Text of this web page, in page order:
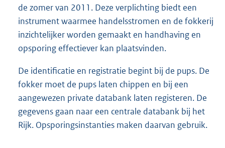
de zomer van 2011. Deze verplichting biedt een
instrument waarmee handelsstromen en de fokkerij
inzichtelijker worden gemaakt en handhaving en
opsporing effectiever kan plaatsvinden.
De identificatie en registratie begint bij de pups. De
fokker moet de pups laten chippen en bij een
aangewezen private databank laten registeren. De
gegevens gaan naar een centrale databank bij het
Rijk. Opsporingsinstanties maken daarvan gebruik.